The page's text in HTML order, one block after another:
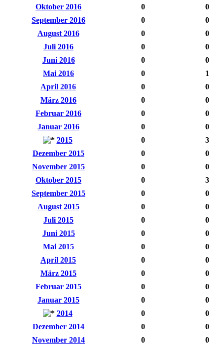
Oktober 2016
0
0
September 2016
0
0
August 2016
0
0
Juli 2016
0
0
Juni 2016
0
0
Mai 2016
0
1
April 2016
0
0
März 2016
0
0
Februar 2016
0
0
Januar 2016
0
0
2015
0
3
Dezember 2015
0
0
November 2015
0
0
Oktober 2015
0
3
September 2015
0
0
August 2015
0
0
Juli 2015
0
0
Juni 2015
0
0
Mai 2015
0
0
April 2015
0
0
März 2015
0
0
Februar 2015
0
0
Januar 2015
0
0
2014
0
0
Dezember 2014
0
0
November 2014
0
0